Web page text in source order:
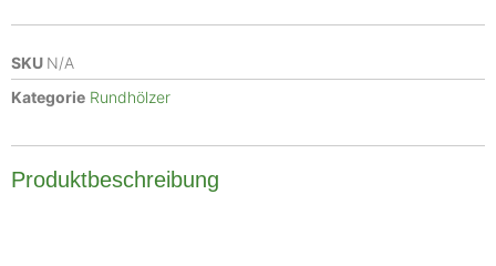
SKU N/A
Kategorie Rundhölzer
Produktbeschreibung